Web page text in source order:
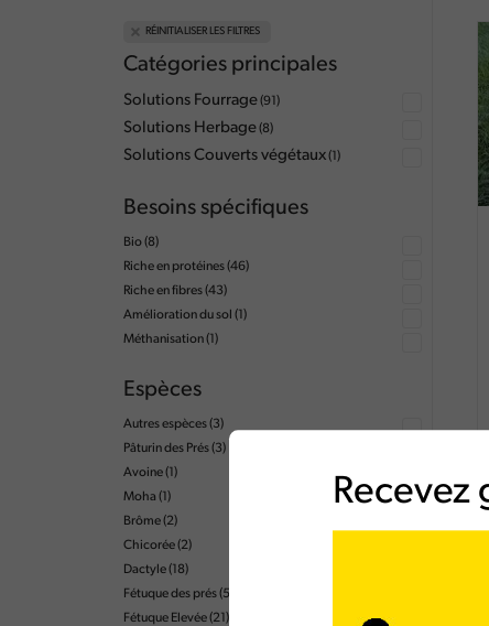
RÉINITIALISER LES FILTRES
Catégories principales
Solutions Fourrage(91)
Solutions Herbage(8)
Solutions Couverts végétaux(1)
Besoins spécifiques
Bio(8)
Riche en protéines(46)
Riche en fibres(43)
Amélioration du sol (1)
Méthanisation(1)
Espèces
Autres espèces(3)
Pâturin des Prés(3)
Avoine(1)
Moha (1)
Brôme(2)
Chicorée(2)
Dactyle(18)
Fétuque des prés(5)
Fétuque Elevée(21)
Recevez